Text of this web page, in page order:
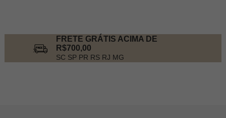
FRETE GRÁTIS ACIMA DE
R$700,00
SC SP PR RS RJ MG